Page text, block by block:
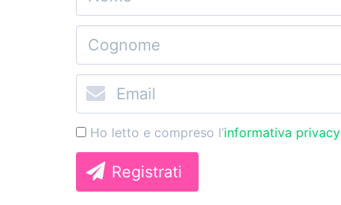
Ho letto e compreso l’informativa privacy
Registrati